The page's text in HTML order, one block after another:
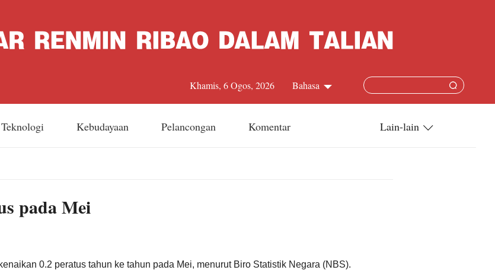
Bahasa
Русский
Khamis, 6 Ogos, 2026
Teknologi Kebudayaan Pelancongan Komentar Lain-lain
pada Mei
0.2 peratus tahun ke tahun pada Mei, menurut Biro Statistik Negara (NBS).